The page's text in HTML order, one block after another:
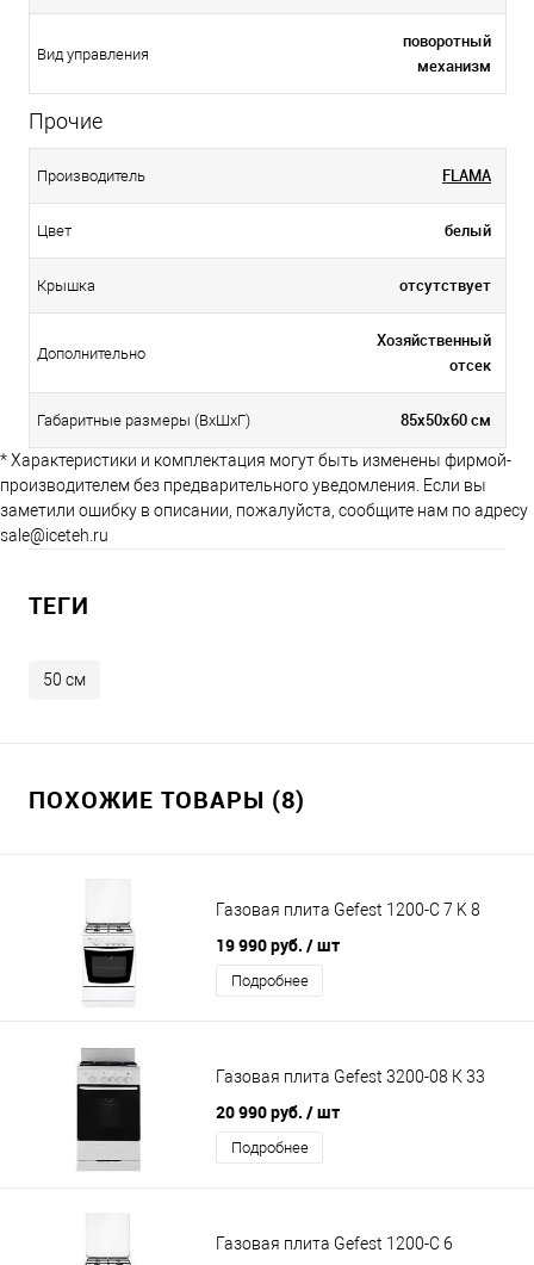
Вид управления
поворотный
механизм
Прочие
Производитель FLAMA
Цвет белый
Крышка отсутствует
Дополнительно
Хозяйственный
отсек
Габаритные размеры (ВхШхГ) 85х50х60 см
* Характеристики и комплектация могут быть изменены фирмой-
производителем без предварительного уведомления. Если вы
заметили ошибку в описании, пожалуйста, сообщите нам по адресу
sale@iceteh.ru
ТЕГИ
50 см
ПОХОЖИЕ ТОВАРЫ (8)
Газовая плита Gefest 1200-С 7 K 8
19 990 руб. / шт
Подробнее
Газовая плита Gefest 3200-08 К 33
20 990 руб. / шт
Подробнее
Газовая плита Gefest 1200-С 6